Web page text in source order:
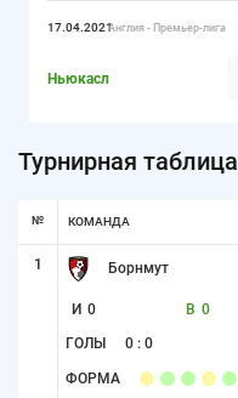
17.04.2021Англия - Премьер-лига
Ньюкасл
Турнирная таблица
№ КОМАНДА
1 Борнмут
И 0 В 0
ГОЛЫ 0 : 0
ФОРМА